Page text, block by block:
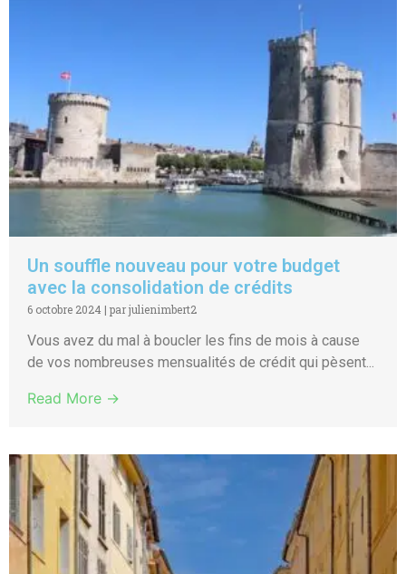
Un souffle nouveau pour votre budget
avec la consolidation de crédits
6 octobre 2024 | par julienimbert2
Vous avez du mal à boucler les fins de mois à cause
de vos nombreuses mensualités de crédit qui pèsent...
Read More →